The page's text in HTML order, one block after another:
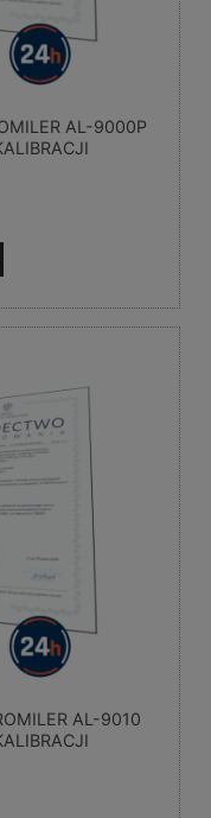
AL-9000P
AL-9010